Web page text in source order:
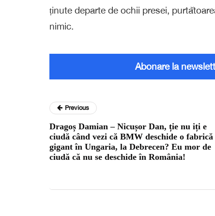
ținute departe de ochii presei,
nimic.
Abonare la
Previous
Dragoș Damian – Nicușor Dan, ție nu iți e
ciudă când vezi că BMW deschide o fabrică
gigant în Ungaria, la Debrecen? Eu mor de
ciudă că nu se deschide în România!